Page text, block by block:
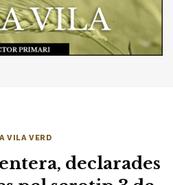
VILA VERD
declarades